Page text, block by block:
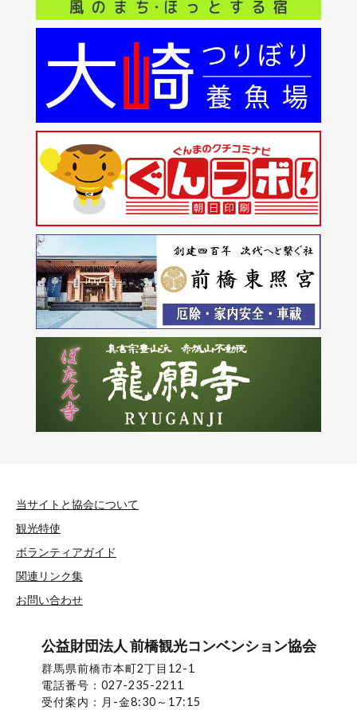
当サイトと協会について
観光特使
ボランティアガイド
関連リンク集
お問い合わせ
公益財団法人 前橋観光コンベンション協会
群馬県前橋市本町2丁目12-1
電話番号：027-235-2211
受付案内：月-金8:30～17:15